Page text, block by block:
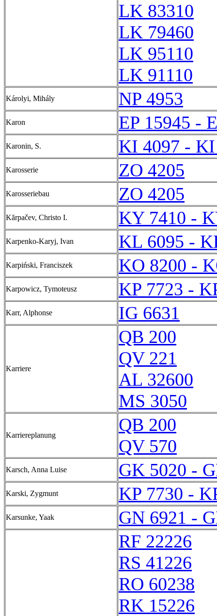
LK 83310
LK 79460
LK 95110
LK 91110
Károlyi, Mihály NP 4953
Karon EP 15945 -
Karonin, S. KI 4097 -
Karosserie ZO 4205
Karosseriebau ZO 4205
Kărpačev, Christo I. KY 7410 -
Karpenko-Karyj, Ivan KL 6095 -
Karpiński, Franciszek KO 8200 -
Karpowicz, Tymoteusz KP 7723 -
Karr, Alphonse IG 6631
Karriere
QB 200
QV 221
AL 32600
MS 3050
Karriereplanung
QB 200
QV 570
Karsch, Anna Luise GK 5020 -
Karski, Zygmunt KP 7730 -
Karsunke, Yaak
GN 6921 -
RF 22226
RS 41226
RO 60238
RK 15226